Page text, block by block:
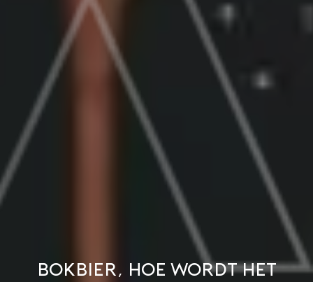
Bokbier, hoe wordt het